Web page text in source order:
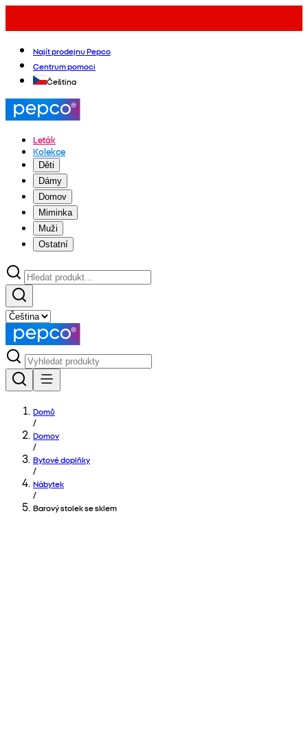
Najít prodejnu Pepco
Centrum pomoci
Čeština
Leták
Kolekce
Děti
Dámy
Domov
Miminka
Muži
Ostatní
Domů
/
Domov
/
Bytové doplňky
/
Nábytek
/
Barový stolek se sklem